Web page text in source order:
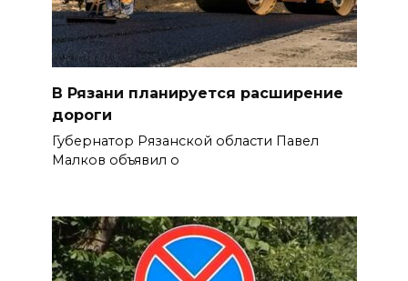
В Рязани планируется расширение
дороги
Губернатор Рязанской области Павел
Малков объявил о